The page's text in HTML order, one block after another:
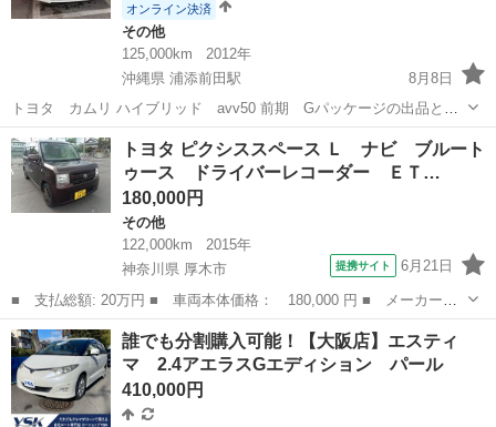
オンライン決済
その他
125,000km
2012年
沖縄県 浦添前田駅
8月8日
トヨタ カムリ ハイブリッド avv50 前期 Gパッケージの出品とな
ります。 車検令和9年 ３月 走行距離 125000km 今年の税金は支払
い済みです。 カムリ取り扱い説明書 フロント等ガリ傷や右ミラーの下
のプ...
沖縄 宜野湾市 浦添前田駅 その他
トヨタ ピクシススペース Ｌ ナビ ブルート
ゥース ドライバーレコーダー ＥＴ…
180,000円
その他
122,000km
2015年
神奈川県 厚木市
提携サイト 6月21日
■ 支払総額: 20万円 ■ 車両本体価格： 180,000 円 ■ メーカー
名： トヨタ ■ 車種名： ピクシススペース ■ グレード名：
Ｌ ナビ ブルートゥース ドライバーレコーダー ＥＴＣ・タイミ
ングチェーン式・Ｃ...
神奈川 厚木市 その他
誰でも分割購入可能！【大阪店】エスティ
マ 2.4アエラスGエディション パール
410,000円